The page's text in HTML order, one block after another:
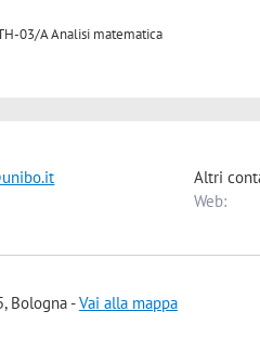
03/A Analisi matematica
Altri
Web:
Bologna -Vai alla mappa